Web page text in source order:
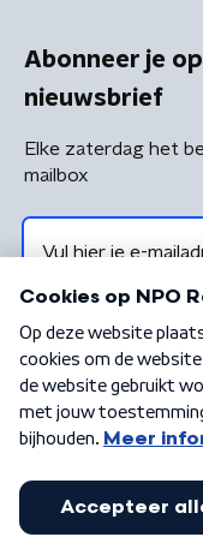
Abonneer je
nieuwsbrief
Elke zaterdag het
mailbox
Algemene